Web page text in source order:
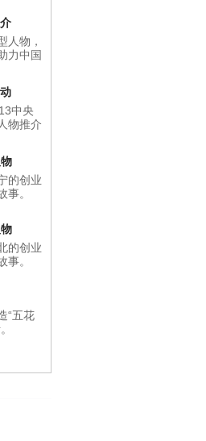
人物，
力中国
中央
物推介
的创业
事。
的创业
事。
“五花